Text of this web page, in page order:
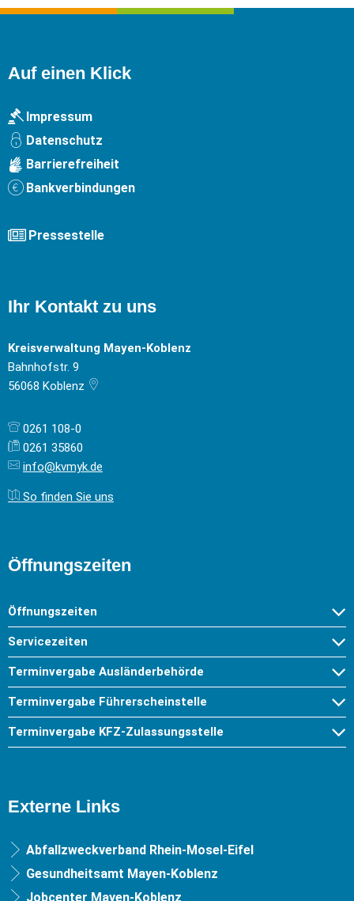
Auf einen Klick
Impressum
Datenschutz
Barrierefreiheit
Bankverbindungen
Pressestelle
Ihr Kontakt zu uns
Kreisverwaltung Mayen-Koblenz
Bahnhofstr. 9
56068 Koblenz
0261 108-0
0261 35860
info@kvmyk.de
So finden Sie uns
Öffnungszeiten
Öffnungszeiten
Servicezeiten
Terminvergabe Ausländerbehörde
Terminvergabe Führerscheinstelle
Terminvergabe KFZ-Zulassungsstelle
Externe Links
Abfallzweckverband Rhein-Mosel-Eifel
Gesundheitsamt Mayen-Koblenz
Jobcenter Mayen-Koblenz